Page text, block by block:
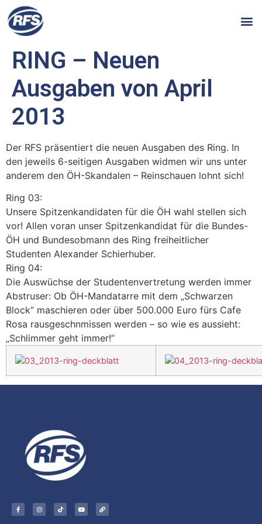
RING – Neuen
Ausgaben von April
2013
Der RFS präsentiert die neuen Ausgaben des Ring. In
den jeweils 6-seitigen Ausgaben widmen wir uns unter
anderem den ÖH-Skandalen – Reinschauen lohnt sich!
Ring 03:
Unsere Spitzenkandidaten für die ÖH wahl stellen sich
vor! Allen voran unser Spitzenkandidat für die Bundes-
ÖH und Bundesobmann des Ring freiheitlicher
Studenten Alexander Schierhuber.
Ring 04:
Die Auswüchse der Studentenvertretung werden immer
Abstruser: Ob ÖH-Mandatarre mit dem „Schwarzen
Block“ maschieren oder über 500.000 Euro fürs Cafe
Rosa rausgeschnmissen werden – so wie es aussieht:
„Schlimmer geht immer!“